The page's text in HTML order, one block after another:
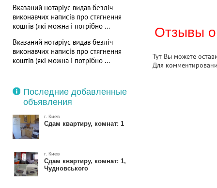
Вказаний нотаріус видав безліч
виконавчих написів про стягнення
коштів (які можна і потрібно ...
Вказаний нотаріус видав безліч
виконавчих написів про стягнення
коштів (які можна і потрібно ...
Последние добавленные
объявления
г. Киев
Сдам квартиру, комнат: 1
г. Киев
Сдам квартиру, комнат: 1,
Чудновського
Отзывы о
Тут Вы можете
Для